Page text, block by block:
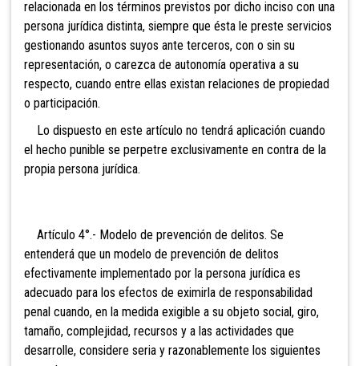
relacionada en los términos previstos por dicho inciso con una
persona jurídica distinta, siempre que ésta le preste servicios
gestionando asuntos suyos ante terceros, con o sin su
representación, o carezca de autonomía operativa a su
respecto, cuando entre ellas existan relaciones de propiedad
o participación.
Lo dispuesto en este artículo no tendrá aplicación cuando
el hecho punible se perpetre exclusivamente en contra de la
propia persona jurídica.
Artículo 4°.- Modelo de prevención de delitos. Se
entenderá que un modelo de prevención de delitos
efectivamente implementado por la persona jurídica es
adecuado para los efectos de eximirla de responsabilidad
penal cuando, en la medida exigible a su objeto social, giro,
tamaño, complejidad, recursos y a las actividades que
desarrolle, considere seria y razonablemente los siguientes